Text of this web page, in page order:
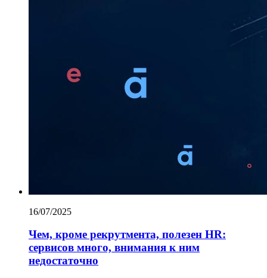
16/07/2025
Чем, кроме рекрутмента, полезен HR:
сервисов много, внимания к ним
недостаточно